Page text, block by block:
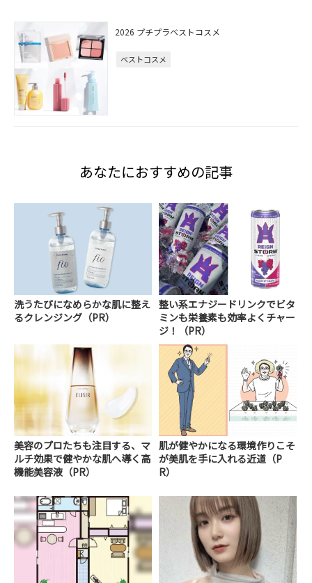
2026 プチプラベストコスメ
ベストコスメ
あなたにおすすめの記事
洗うたびになめらかな肌に整え
るクレンジング（PR）
整い系エナジードリンクでビタ
ミンも栄養素も効率よくチャー
ジ！（PR）
美容のプロたちも注目する、マ
ルチ効果で健やかな肌へ導く高
機能美容液（PR）
肌が健やかになる環境作りこそ
が美肌を手に入れる近道（P
R）